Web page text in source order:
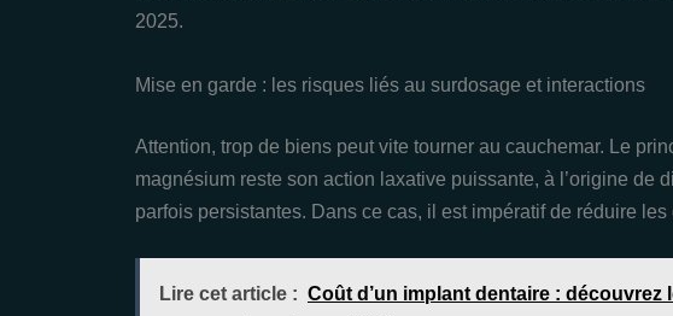
2025.
Mise en garde : les risques liés au surdosage et interactions
Attention, trop de biens peut vite tourner au cauchemar. Le
magnésium reste son action laxative puissante, à l’origine de
parfois persistantes. Dans ce cas, il est impératif de réduire
Lire cet article : Coût d’un implant dentaire :